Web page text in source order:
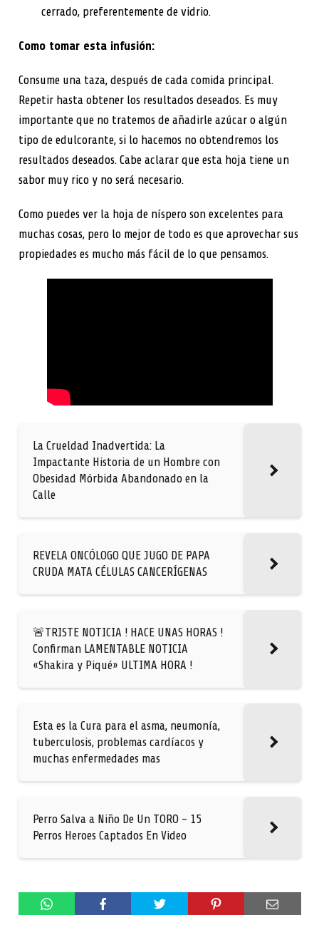
cerrado, preferentemente de vidrio.
Como tomar esta infusión:
Consume una taza, después de cada comida principal.
Repetir hasta obtener los resultados deseados. Es muy
importante que no tratemos de añadirle azúcar o algún
tipo de edulcorante, si lo hacemos no obtendremos los
resultados deseados. Cabe aclarar que esta hoja tiene un
sabor muy rico y no será necesario.
Como puedes ver la hoja de níspero son excelentes para
muchas cosas, pero lo mejor de todo es que aprovechar sus
propiedades es mucho más fácil de lo que pensamos.
La Crueldad Inadvertida: La
Impactante Historia de un Hombre con
Obesidad Mórbida Abandonado en la
Calle
REVELA ONCÓLOGO QUE JUGO DE PAPA
CRUDA MATA CÉLULAS CANCERÍGENAS
🚨TRISTE NOTICIA ! HACE UNAS HORAS !
Confirman LAMENTABLE NOTICIA
«Shakira y Piqué» ULTIMA HORA !
Esta es la Cura para el asma, neumonía,
tuberculosis, problemas cardíacos y
muchas enfermedades mas
Perro Salva a Niño De Un TORO – 15
Perros Heroes Captados En Video